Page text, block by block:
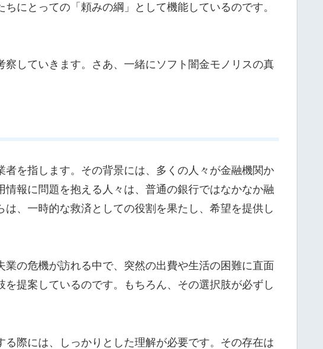
にとっての「頼みの綱」として機能しているのです。
していきます。さあ、一緒にソフト闇金モノリスの真
を指します。その背景には、多くの人々が金融機関か
報に問題を抱える人々は、普通の銀行ではなかなか融
、一時的な救済としての役割を果たし、希望を提供し
の危機が訪れる中で、突然の出費や生活の困難に直面
提案しているのです。もちろん、その選択肢が必ずし
際には、しっかりとした理解が必要です。その存在は